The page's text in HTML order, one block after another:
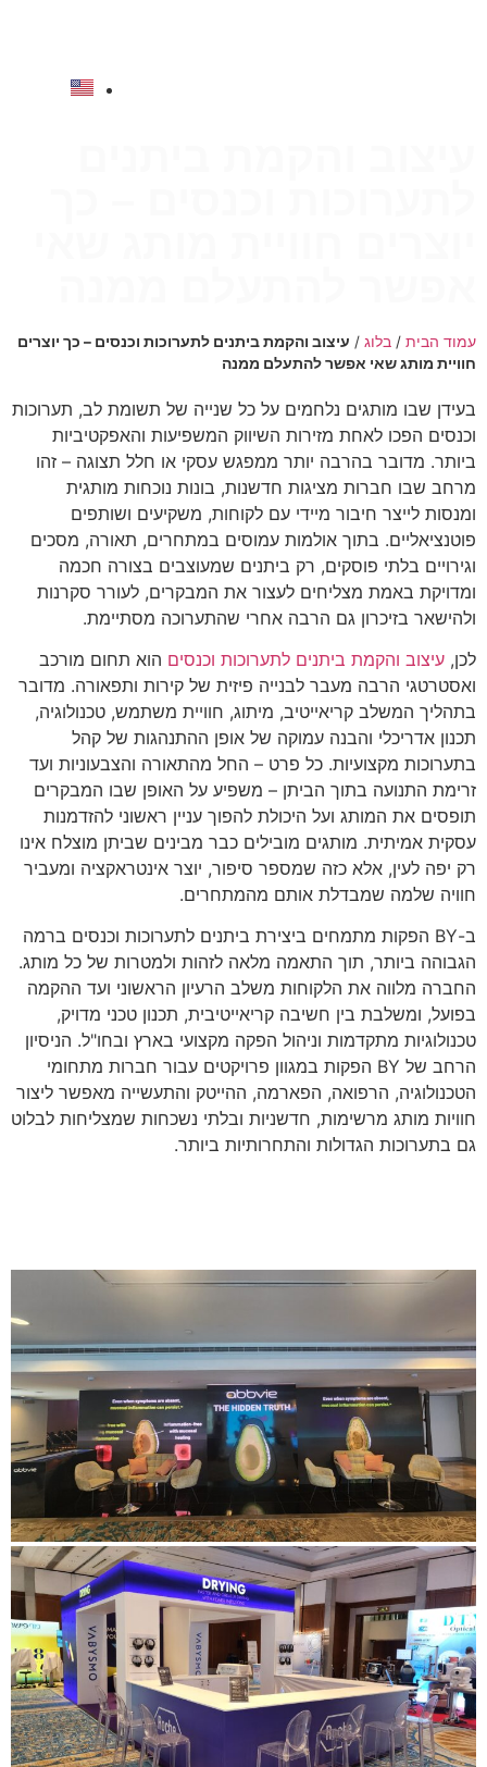
עמוד הבית / בלוג / עיצוב והקמת ביתנים לתערוכות וכנסים – כך יוצרים
חוויית מותג שאי אפשר להתעלם ממנה
בעידן שבו מותגים נלחמים על כל שנייה של תשומת לב, תערוכות
וכנסים הפכו לאחת מזירות השיווק המשפיעות והאפקטיביות
ביותר. מדובר בהרבה יותר ממפגש עסקי או חלל תצוגה – זהו
מרחב שבו חברות מציגות חדשנות, בונות נוכחות מותגית
ומנסות לייצר חיבור מיידי עם לקוחות, משקיעים ושותפים
פוטנציאליים. בתוך אולמות עמוסים במתחרים, תאורה, מסכים
וגירויים בלתי פוסקים, רק ביתנים שמעוצבים בצורה חכמה
ומדויקת באמת מצליחים לעצור את המבקרים, לעורר סקרנות
ולהישאר בזיכרון גם הרבה אחרי שהתערוכה מסתיימת.
לכן, עיצוב והקמת ביתנים לתערוכות וכנסים הוא תחום מורכב
ואסטרטגי הרבה מעבר לבנייה פיזית של קירות ותפאורה. מדובר
בתהליך המשלב קריאייטיב, מיתוג, חוויית משתמש, טכנולוגיה,
תכנון אדריכלי והבנה עמוקה של אופן ההתנהגות של קהל
בתערוכות מקצועיות. כל פרט – החל מהתאורה והצבעוניות ועד
זרימת התנועה בתוך הביתן – משפיע על האופן שבו המבקרים
תופסים את המותג ועל היכולת להפוך עניין ראשוני להזדמנות
עסקית אמיתית. מותגים מובילים כבר מבינים שביתן מוצלח אינו
רק יפה לעין, אלא כזה שמספר סיפור, יוצר אינטראקציה ומעביר
חוויה שלמה שמבדלת אותם מהמתחרים.
ב-BY הפקות מתמחים ביצירת ביתנים לתערוכות וכנסים ברמה
הגבוהה ביותר, תוך התאמה מלאה לזהות ולמטרות של כל מותג.
החברה מלווה את הלקוחות משלב הרעיון הראשוני ועד ההקמה
בפועל, ומשלבת בין חשיבה קריאייטיבית, תכנון טכני מדויק,
טכנולוגיות מתקדמות וניהול הפקה מקצועי בארץ ובחו"ל. הניסיון
הרחב של BY הפקות במגוון פרויקטים עבור חברות מתחומי
הטכנולוגיה, הרפואה, הפארמה, ההייטק והתעשייה מאפשר ליצור
חוויות מותג מרשימות, חדשניות ובלתי נשכחות שמצליחות לבלוט
גם בתערוכות הגדולות והתחרותיות ביותר.
ביתן Abvvie
עבור לפרויקט